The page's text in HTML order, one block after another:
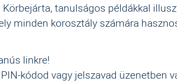
tanulságos példákkal
minden korosztály számára
linkre!
kódod vagy jelszavad üzenetben